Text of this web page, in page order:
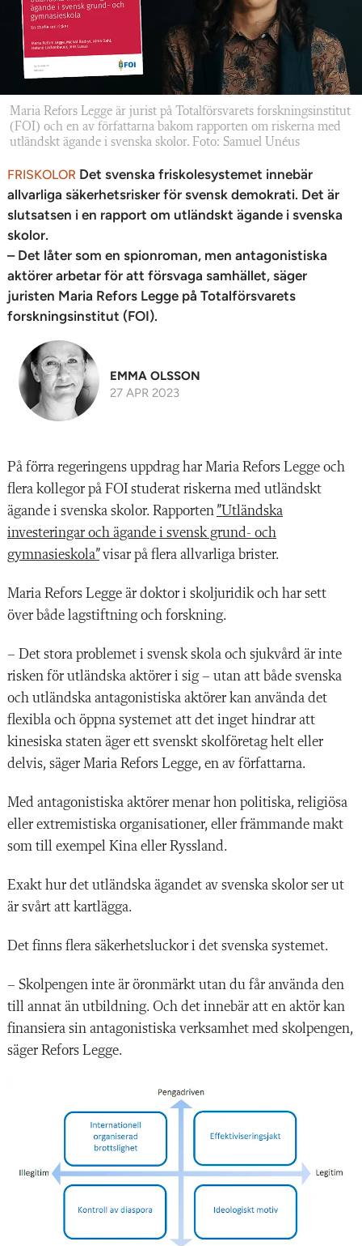
Maria Refors Legge är jurist på Totalförsvarets forskningsinstitut
(FOI) och en av författarna bakom rapporten om riskerna med
utländskt ägande i svenska skolor. Foto: Samuel Unéus
FRISKOLOR Det svenska friskolesystemet innebär
allvarliga säkerhetsrisker för svensk demokrati. Det är
slutsatsen i en rapport om utländskt ägande i svenska
skolor.
– Det låter som en spionroman, men antagonistiska
aktörer arbetar för att försvaga samhället, säger
juristen Maria Refors Legge på Totalförsvarets
forskningsinstitut (FOI).
EMMA OLSSON
27 APR 2023
På förra regeringens uppdrag har Maria Refors Legge och
flera kollegor på FOI studerat riskerna med utländskt
ägande i svenska skolor. Rapporten ”Utländska
investeringar och ägande i svensk grund- och
gymnasieskola”visar på flera allvarliga brister.
Maria Refors Legge är doktor i skoljuridik och har sett
över både lagstiftning och forskning.
– Det stora problemet i svensk skola och sjukvård är inte
risken för utländska aktörer i sig – utan att både svenska
och utländska antagonistiska aktörer kan använda det
flexibla och öppna systemet att det inget hindrar att
kinesiska staten äger ett svenskt skolföretag helt eller
delvis, säger Maria Refors Legge, en av författarna.
Med antagonistiska aktörer menar hon politiska, religiösa
eller extremistiska organisationer, eller främmande makt
som till exempel Kina eller Ryssland.
Exakt hur det utländska ägandet av svenska skolor ser ut
är svårt att kartlägga.
Det finns flera säkerhetsluckor i det svenska systemet.
– Skolpengen inte är öronmärkt utan du får använda den
till annat än utbildning. Och det innebär att en aktör kan
finansiera sin antagonistiska verksamhet med skolpengen,
säger Refors Legge.